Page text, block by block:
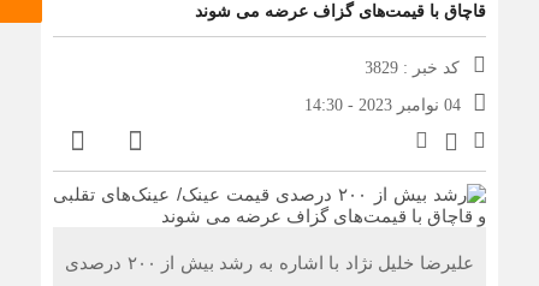
قاچاق با قیمت‌های گزاف عرضه می شوند
کد خبر : 3829
04 نوامبر 2023 - 14:30
علیرضا خلیل نژاد با اشاره به رشد بیش از ۲۰۰ درصدی